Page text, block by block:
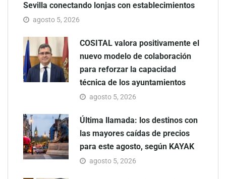
Sevilla conectando lonjas con establecimientos
agosto 5, 2026
COSITAL valora positivamente el
nuevo modelo de colaboración
para reforzar la capacidad
técnica de los ayuntamientos
agosto 5, 2026
Última llamada: los destinos con
las mayores caídas de precios
para este agosto, según KAYAK
agosto 5, 2026